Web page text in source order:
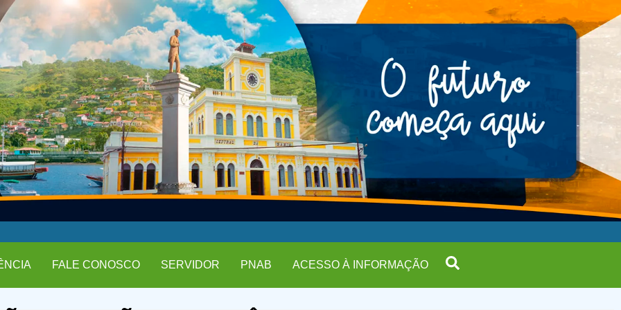
FALE CONOSCO SERVIDOR PNAB ACESSO À INFORMAÇÃO